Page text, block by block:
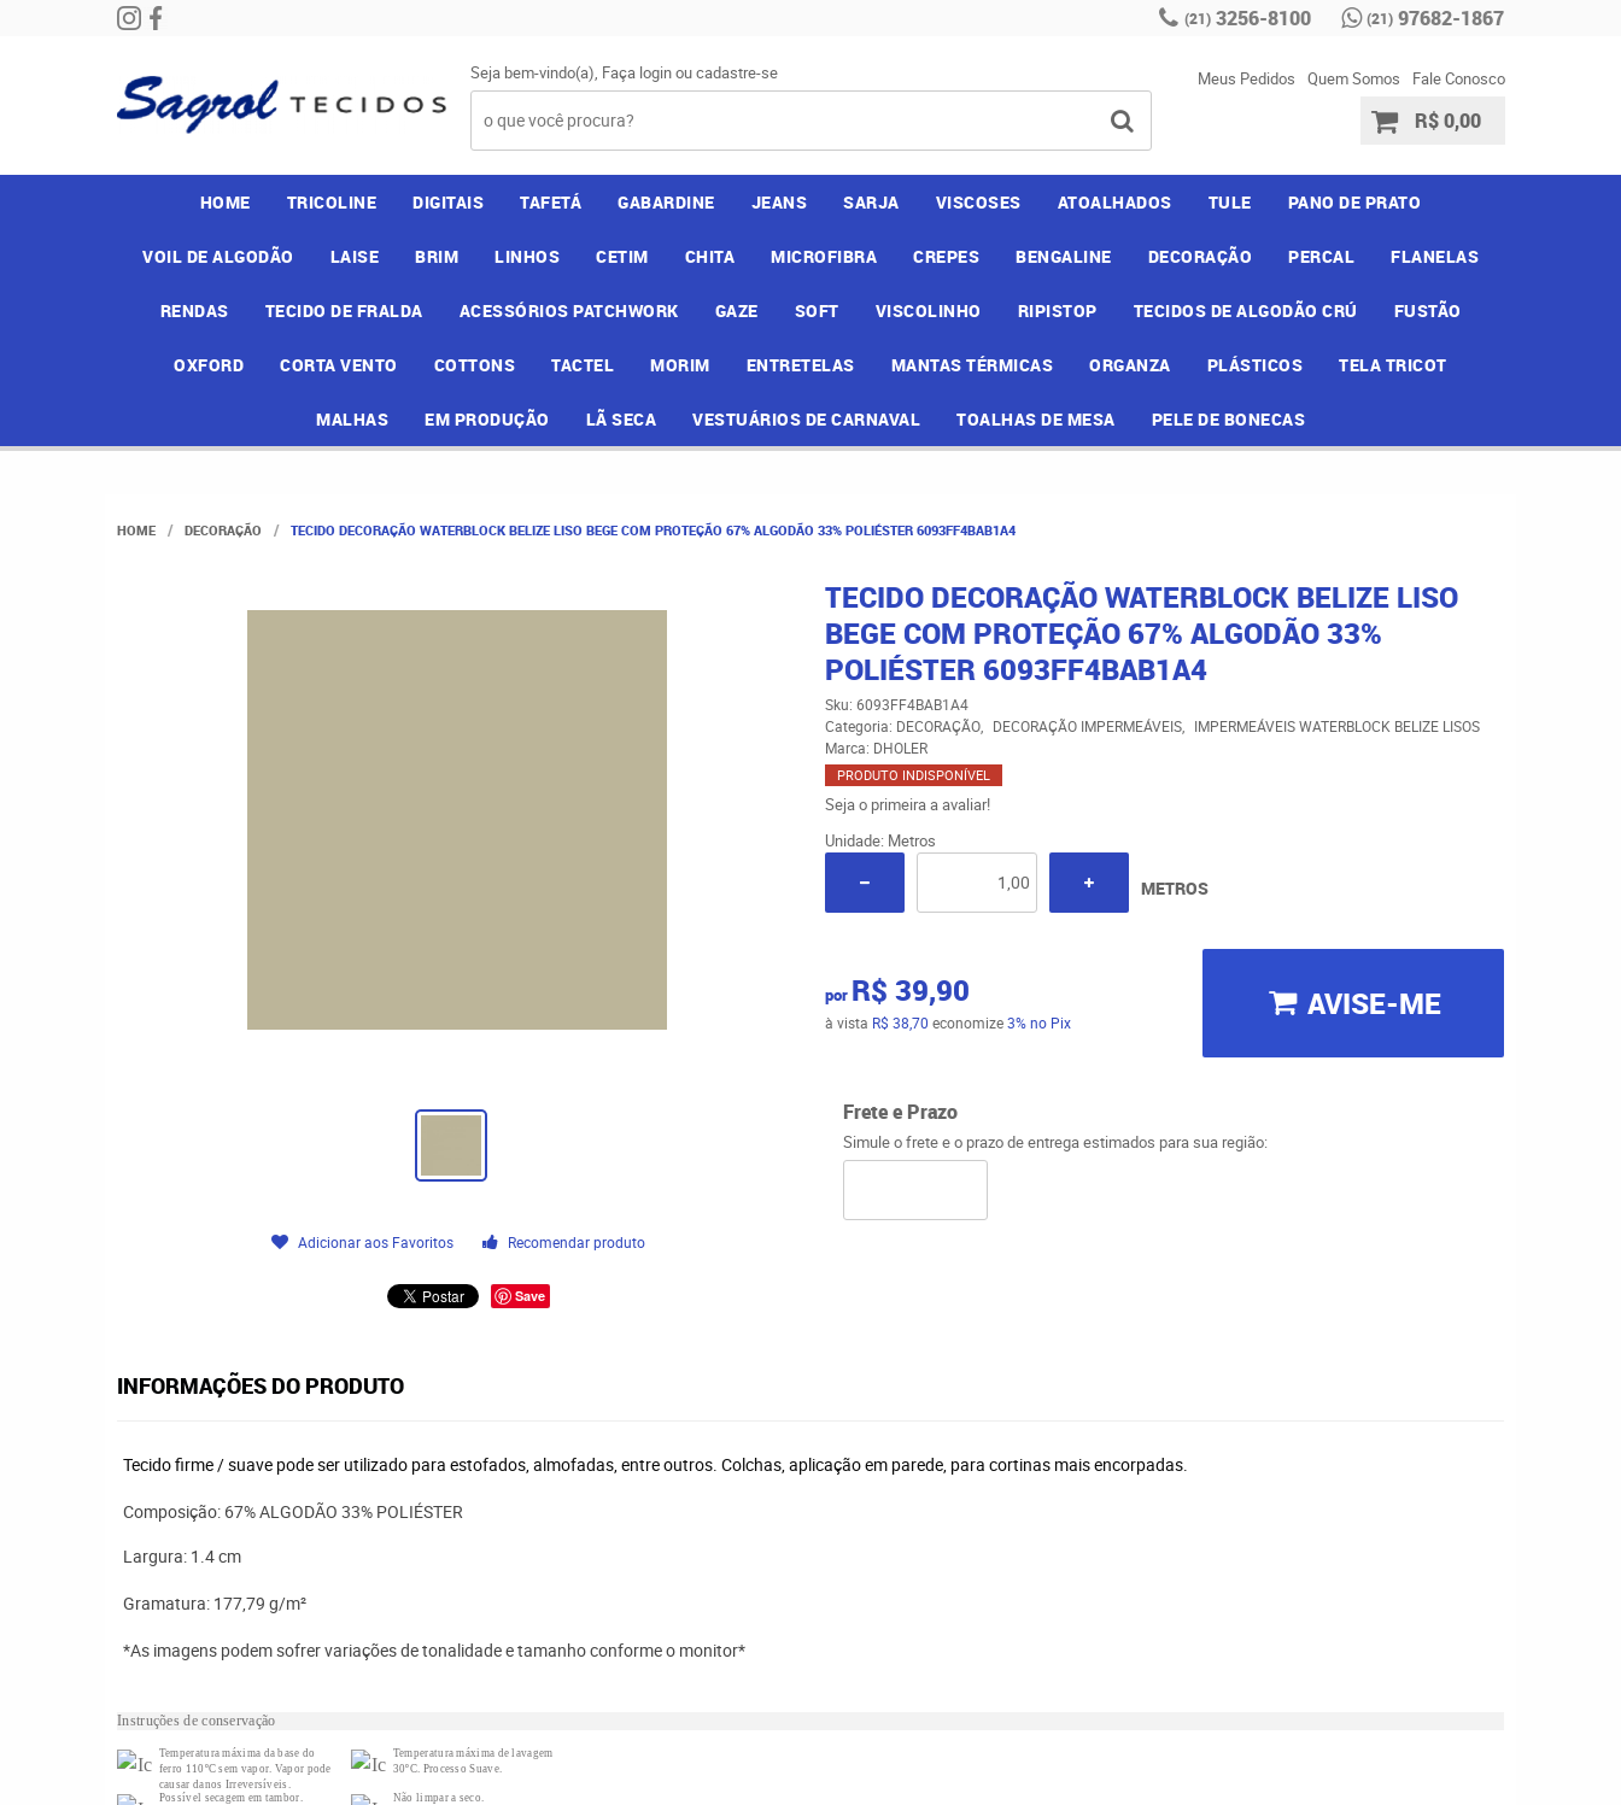
(21) 3256-8100 (21) 97682-1867
Seja bem-vindo(a), Faça loginoucadastre-se Meus Pedidos Quem Somos Fale Conosco
R$ 0,00
HOME TRICOLINE DIGITAIS TAFETÁ GABARDINE JEANS SARJA VISCOSES ATOALHADOS TULE PANO DE PRATO
VOIL DE ALGODÃO LAISE BRIM LINHOS CETIM CHITA MICROFIBRA CREPES BENGALINE DECORAÇÃO PERCAL FLANELAS
RENDAS TECIDO DE FRALDA ACESSÓRIOS PATCHWORK GAZE SOFT VISCOLINHO RIPISTOP TECIDOS DE ALGODÃO CRÚ FUSTÃO
OXFORD CORTA VENTO COTTONS TACTEL MORIM ENTRETELAS MANTAS TÉRMICAS ORGANZA PLÁSTICOS TELA TRICOT
MALHAS EM PRODUÇÃO LÃ SECA VESTUÁRIOS DE CARNAVAL TOALHAS DE MESA PELE DE BONECAS
HOME DECORAÇÃO TECIDO DECORAÇÃO WATERBLOCK BELIZE LISO BEGE COM PROTEÇÃO 67% ALGODÃO 33% POLIÉSTER 6093FF4BAB1A4
Adicionar aos Favoritos Recomendar produto
Save
TECIDO DECORAÇÃO WATERBLOCK BELIZE LISO
BEGE COM PROTEÇÃO 67% ALGODÃO 33%
POLIÉSTER 6093FF4BAB1A4
Sku: 6093FF4BAB1A4
Categoria: DECORAÇÃO DECORAÇÃO IMPERMEÁVEIS
IMPERMEÁVEIS WATERBLOCK BELIZE LISOS
Marca: DHOLER
PRODUTO INDISPONÍVEL
Seja o primeira a avaliar!
Unidade: Metros
METROS
por R$ 39,90
à vista R$ 38,70 economize3% no Pix AVISE-ME
Frete e Prazo
Simule o frete e o prazo de entrega estimados para sua região:
INFORMAÇÕES DO PRODUTO
Tecido firme / suave pode ser utilizado para estofados, almofadas, entre outros. Colchas, aplicação em parede, para cortinas mais encorpadas.
Composição: 67% ALGODÃO 33% POLIÉSTER
Largura: 1.4 cm
Gramatura: 177,79 g/m²
*As imagens podem sofrer variações de tonalidade e tamanho conforme o monitor*
Instruções de conservação
Temperatura máxima da base do
ferro 110ºC sem vapor. Vapor pode
causar danos Irreversíveis.
Temperatura máxima de lavagem
30ºC. Processo Suave.
Possível secagem em tambor.
Não limpar a seco.